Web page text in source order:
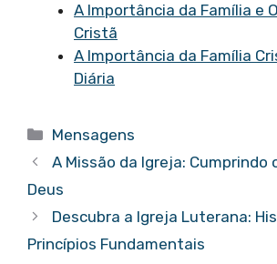
A Importância da Família e
Cristã
A Importância da Família
Diária
Categorias
Mensagens
A Missão da Igreja: Cumprindo
Deus
Descubra a Igreja Luterana:
Princípios Fundamentais